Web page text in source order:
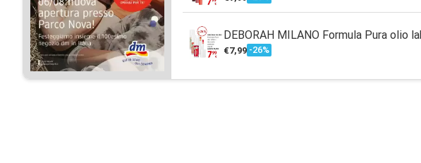
DEBORAH MILANO Formula Pura olio
€7,99 -26%